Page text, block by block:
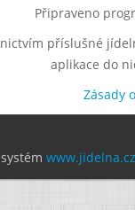
Připraveno
příslušné
aplikace do
Zásady
www.jidelna.cz